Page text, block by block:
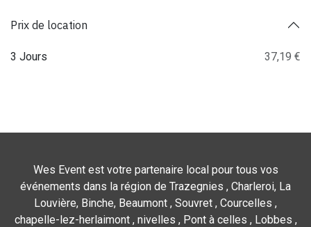
Prix de location
3 Jours 37,19 €
Wes Event est votre partenaire local pour tous vos
événements dans la région de Trazegnies , Charleroi, La
Louvière, Binche, Beaumont , Souvret , Courcelles ,
chapelle-lez-herlaimont , nivelles , Pont à celles , Lobbes ,